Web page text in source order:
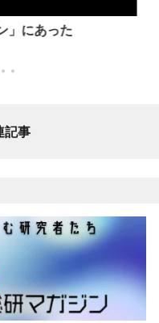
理解しているものは一
記事